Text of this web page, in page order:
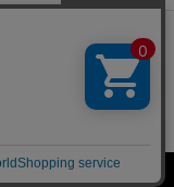
reserved